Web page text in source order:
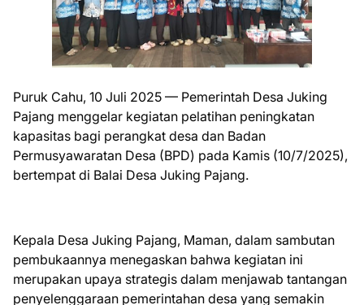
Puruk Cahu, 10 Juli 2025 — Pemerintah Desa Juking
Pajang menggelar kegiatan pelatihan peningkatan
kapasitas bagi perangkat desa dan Badan
Permusyawaratan Desa (BPD) pada Kamis (10/7/2025),
bertempat di Balai Desa Juking Pajang.
Kepala Desa Juking Pajang, Maman, dalam sambutan
pembukaannya menegaskan bahwa kegiatan ini
merupakan upaya strategis dalam menjawab tantangan
penyelenggaraan pemerintahan desa yang semakin